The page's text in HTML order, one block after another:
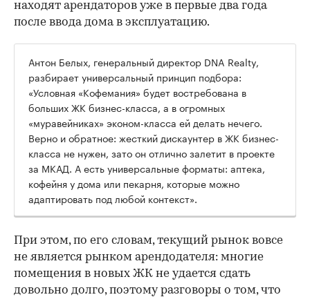
находят арендаторов уже в первые два года
после ввода дома в эксплуатацию.
Антон Белых, генеральный директор DNA Realty,
разбирает универсальный принцип подбора:
«Условная «Кофемания» будет востребована в
больших ЖК бизнес-класса, а в огромных
«муравейниках» эконом-класса ей делать нечего.
Верно и обратное: жесткий дискаунтер в ЖК бизнес-
класса не нужен, зато он отлично залетит в проекте
за МКАД. А есть универсальные форматы: аптека,
кофейня у дома или пекарня, которые можно
адаптировать под любой контекст».
При этом, по его словам, текущий рынок вовсе
не является рынком арендодателя: многие
помещения в новых ЖК не удается сдать
довольно долго, поэтому разговоры о том, что